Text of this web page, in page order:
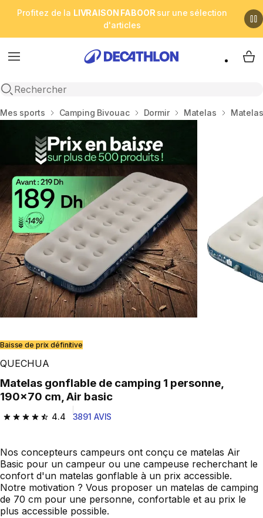
Profitez de la LIVRAISON FABOOR sur une sélection
d'articles
Menu
Open search
My
Accueil
Mes sports Camping Bivouac Dormir Matelas
Baisse de prix définitive
QUECHUA
Matelas gonflable de camping 1 personne,
190x70 cm, Air basic
4.4
4.4 out of 5 stars from 3891 reviews
3891 AVIS
Nos concepteurs campeurs ont conçu ce matelas Air
Basic pour un campeur ou une campeuse recherchant le
confort d'un matelas gonflable à un prix accessible.
Notre motivation ? Vous proposer un matelas de camping
de 70 cm pour une personne, confortable et au prix le
plus accessible possible.